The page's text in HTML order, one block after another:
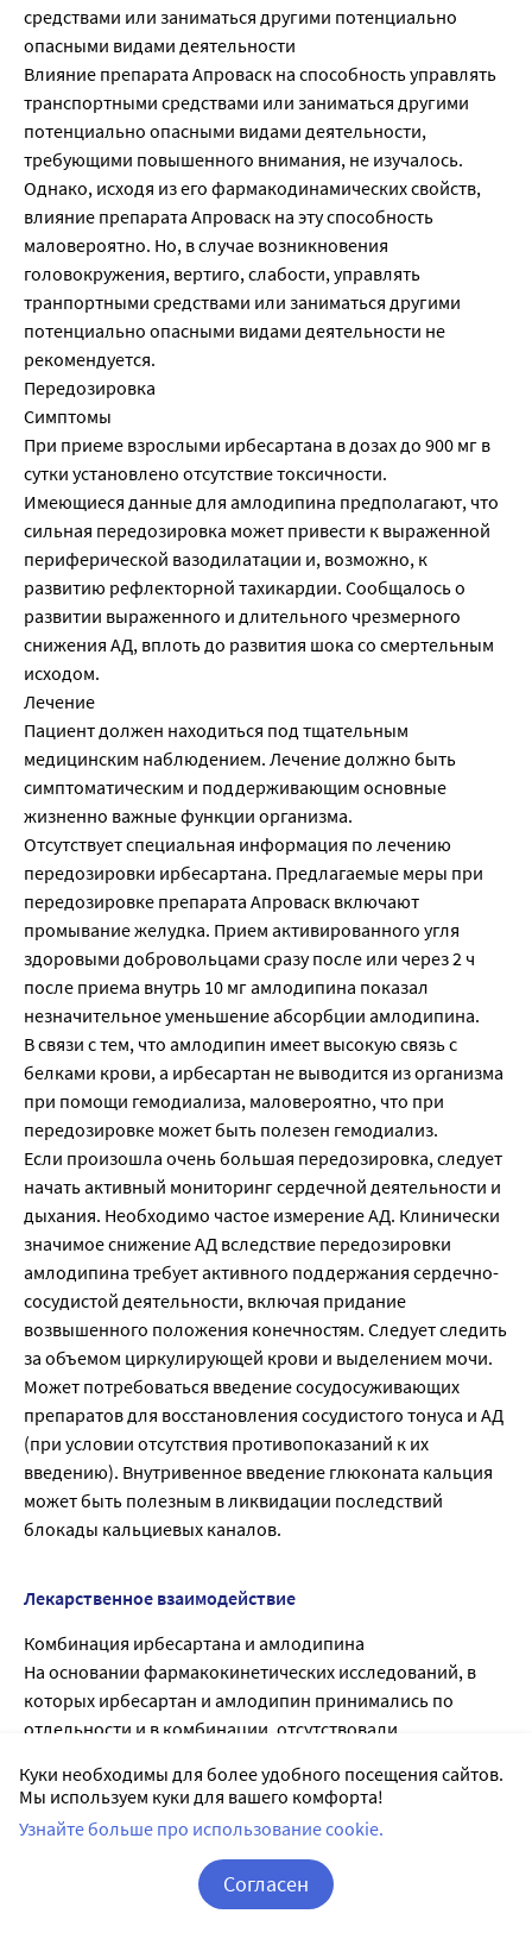
средствами или заниматься другими потенциально
опасными видами деятельности
Влияние препарата Апроваск на способность управлять
транспортными средствами или заниматься другими
потенциально опасными видами деятельности,
требующими повышенного внимания, не изучалось.
Однако, исходя из его фармакодинамических свойств,
влияние препарата Апроваск на эту способность
маловероятно. Но, в случае возникновения
головокружения, вертиго, слабости, управлять
транпортными средствами или заниматься другими
потенциально опасными видами деятельности не
рекомендуется.
Передозировка
Симптомы
При приеме взрослыми ирбесартана в дозах до 900 мг в
сутки установлено отсутствие токсичности.
Имеющиеся данные для амлодипина предполагают, что
сильная передозировка может привести к выраженной
периферической вазодилатации и, возможно, к
развитию рефлекторной тахикардии. Сообщалось о
развитии выраженного и длительного чрезмерного
снижения АД, вплоть до развития шока со смертельным
исходом.
Лечение
Пациент должен находиться под тщательным
медицинским наблюдением. Лечение должно быть
симптоматическим и поддерживающим основные
жизненно важные функции организма.
Отсутствует специальная информация по лечению
передозировки ирбесартана. Предлагаемые меры при
передозировке препарата Апроваск включают
промывание желудка. Прием активированного угля
здоровыми добровольцами сразу после или через 2 ч
после приема внутрь 10 мг амлодипина показал
незначительное уменьшение абсорбции амлодипина.
В связи с тем, что амлодипин имеет высокую связь с
белками крови, а ирбесартан не выводится из организма
при помощи гемодиализа, маловероятно, что при
передозировке может быть полезен гемодиализ.
Если произошла очень большая передозировка, следует
начать активный мониторинг сердечной деятельности и
дыхания. Необходимо частое измерение АД. Клинически
значимое снижение АД вследствие передозировки
амлодипина требует активного поддержания сердечно-
сосудистой деятельности, включая придание
возвышенного положения конечностям. Следует следить
за объемом циркулирующей крови и выделением мочи.
Может потребоваться введение сосудосуживающих
препаратов для восстановления сосудистого тонуса и АД
(при условии отсутствия противопоказаний к их
введению). Внутривенное введение глюконата кальция
может быть полезным в ликвидации последствий
блокады кальциевых каналов.
Лекарственное взаимодействие
Комбинация ирбесартана и амлодипина
На основании фармакокинетических исследований, в
которых ирбесартан и амлодипин принимались по
отдельности и в комбинации, отсутствовали
ирбесартаном и амлодипином.
Не проводилось исследований по лекарственным
взаимодействиям препарата Апроваск с другими
лекарственными средствами.
Куки необходимы для более удобного посещения сайтов.
Мы используем куки для вашего комфорта!
Узнайте больше про использование cookie.
Согласен